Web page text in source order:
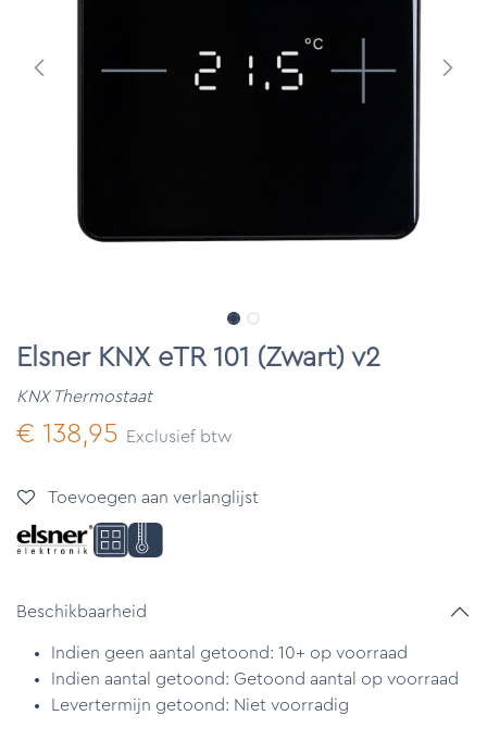
Elsner KNX eTR 101 (Zwart) v2
KNX Thermostaat
€ 138,95 Exclusief btw
Toevoegen aan verlanglijst
Beschikbaarheid
Indien geen aantal getoond: 10+ op voorraad
Indien aantal getoond: Getoond aantal op voorraad
Levertermijn getoond: Niet voorradig